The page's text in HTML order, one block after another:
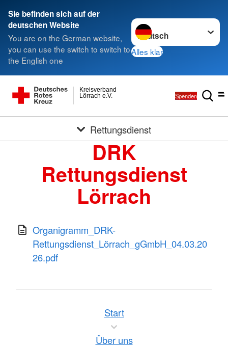
Sie befinden sich auf der
deutschen Website
You are on the German website,
you can use the switch to switch to
the English one
Sprache wechseln zu
Alles klar
Lörrach e.V.
Kreisverband
Spenden
Rettungsdienst
DRK
Rettungsdienst
Lörrach
Organigramm_DRK-
Rettungsdienst_Lörrach_gGmbH_04.03.20
26.pdf
Start
Über uns